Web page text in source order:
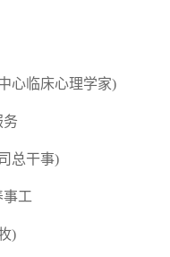
心临床心理学家)
务
总干事)
事工
)